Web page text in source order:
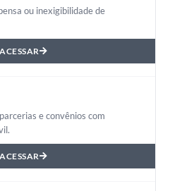
ou inexigibilidade de
ACESSAR
e convênios com
ACESSAR